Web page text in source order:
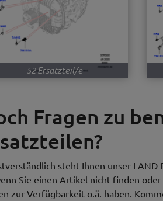
52 Ersatzteil/e
Fragen zu
steht Ihnen unser
Sie einen Artikel nicht finden
zur Verfügbarkeit o.ä. haben.